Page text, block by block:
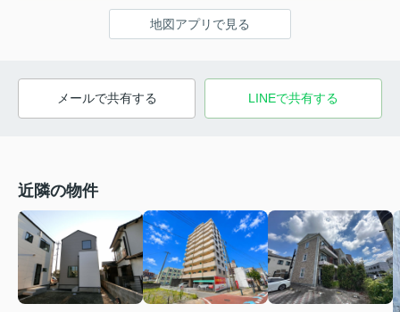
地図アプリで見る
メールで共有する LINEで共有する
近隣の物件